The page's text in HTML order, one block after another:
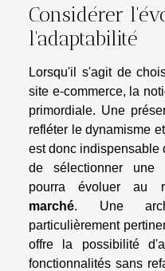
Considérer
l'adaptabilité
Lorsqu'il s'agit de
site e-commerce, la
primordiale. Une
refléter le dynamisme
est donc indispensable
de sélectionner une
pourra évoluer au
marché. Une
particulièrement
offre la possibilité
fonctionnalités sans